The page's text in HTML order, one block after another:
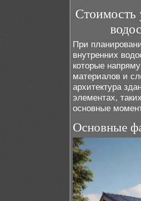
Стоимость
При
внутренних
которые
материалов и
архитектура
элементах,
основные
Основные